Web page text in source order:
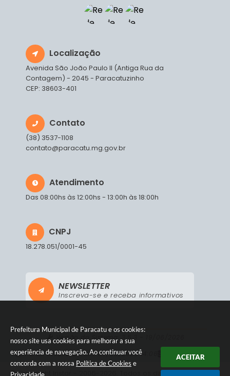
Prefeitura Municipal de Paracatu e os cookies:
nosso site usa cookies para melhorar a sua
experiência de navegação. Ao continuar você
concorda com a nossa Política de Cookies e
ACEITAR
Localização
Avenida São João Paulo II (Antiga Rua da
Contagem) - 2045 - Paracatuzinho
CEP: 38603-401
Contato
(38) 3537-1108
contato@paracatu.mg.gov.br
Atendimento
Das 08:00hs às 12:00hs - 13:00h às 18:00h
CNPJ
18.278.051/0001-45
NEWSLETTER
Inscreva-se e receba informativos
Versão do Sistema:
Portal atualizado em:07/08/2026 14:06 Dados Abertos
© Copyright Instar - 2006-2026. Todos os direitos